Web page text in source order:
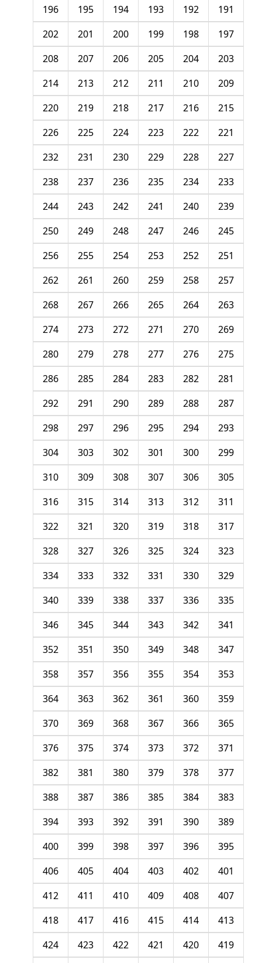
191
192
193
194
195
196
197
198
199
200
201
202
203
204
205
206
207
208
209
210
211
212
213
214
215
216
217
218
219
220
221
222
223
224
225
226
227
228
229
230
231
232
233
234
235
236
237
238
239
240
241
242
243
244
245
246
247
248
249
250
251
252
253
254
255
256
257
258
259
260
261
262
263
264
265
266
267
268
269
270
271
272
273
274
275
276
277
278
279
280
281
282
283
284
285
286
287
288
289
290
291
292
293
294
295
296
297
298
299
300
301
302
303
304
305
306
307
308
309
310
311
312
313
314
315
316
317
318
319
320
321
322
323
324
325
326
327
328
329
330
331
332
333
334
335
336
337
338
339
340
341
342
343
344
345
346
347
348
349
350
351
352
353
354
355
356
357
358
359
360
361
362
363
364
365
366
367
368
369
370
371
372
373
374
375
376
377
378
379
380
381
382
383
384
385
386
387
388
389
390
391
392
393
394
395
396
397
398
399
400
401
402
403
404
405
406
407
408
409
410
411
412
413
414
415
416
417
418
419
420
421
422
423
424